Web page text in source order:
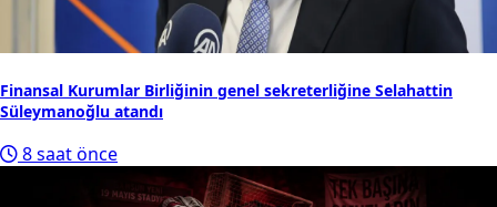
Finansal Kurumlar Birliğinin genel sekreterliğine Selahattin
Süleymanoğlu atandı
8 saat önce